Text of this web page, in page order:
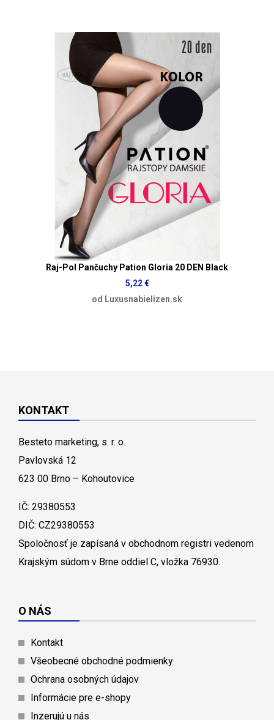
Raj-Pol Pančuchy Pation Gloria 20 DEN Black
5,22 €
od Luxusnabielizen.sk
KONTAKT
Besteto marketing, s. r. o.
Pavlovská 12
623 00 Brno – Kohoutovice
IČ: 29380553
DIČ: CZ29380553
Spoločnosť je zapísaná v obchodnom registri vedenom
Krajským súdom v Brne oddiel C, vložka 76930.
O NÁS
Kontakt
Všeobecné obchodné podmienky
Ochrana osobných údajov
Informácie pre e-shopy
Inzerujú u nás